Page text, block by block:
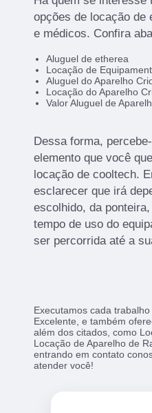
opções de locação de
e médicos. Confira
Aluguel de etherea
Locação de
Aluguel do Aparelho
Locação do Aparelho
Valor Aluguel de
Dessa forma,
elemento que você
locação de cooltech.
esclarecer que irá
escolhido, da
tempo de uso do
ser percorrida até a
Executamos cada
Excelente, e também
além dos citados, como
Locação de Aparelho de
entrando em contato
atender você!